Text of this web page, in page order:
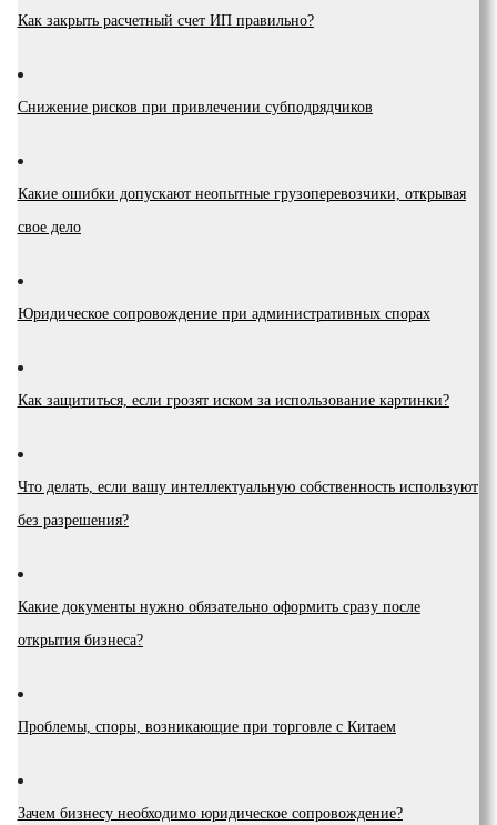
Как закрыть расчетный счет ИП правильно?
Снижение рисков при привлечении субподрядчиков
Какие ошибки допускают неопытные грузоперевозчики, открывая
свое дело
Юридическое сопровождение при административных спорах
Как защититься, если грозят иском за использование картинки?
Что делать, если вашу интеллектуальную собственность используют
без разрешения?
Какие документы нужно обязательно оформить сразу после
открытия бизнеса?
Проблемы, споры, возникающие при торговле с Китаем
Зачем бизнесу необходимо юридическое сопровождение?